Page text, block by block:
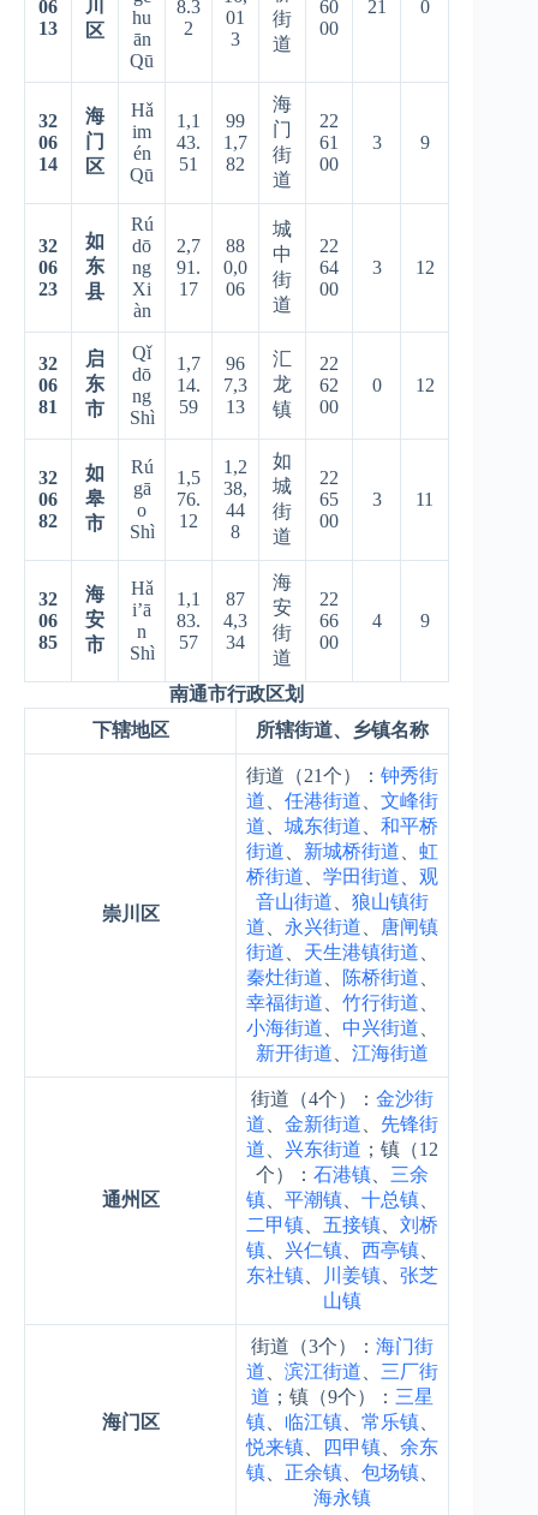
06
13
川
区
hu
ān
Qū
8.3
2
01
3
街
道
60
00
21 0
32
06
14
海
门
区
Hǎ
im
én
Qū
1,1
43.
51
99
1,7
82
海
门
街
道
22
61
00
3 9
32
06
23
如
东
县
Rú
dō
ng
Xi
àn
2,7
91.
17
88
0,0
06
城
中
街
道
22
64
00
3 12
32
06
81
启
东
市
Qǐ
dō
ng
Shì
1,7
14.
59
96
7,3
13
汇
龙
镇
22
62
00
0 12
32
06
82
如
皋
市
Rú
gā
o
Shì
1,5
76.
12
1,2
38,
44
8
如
城
街
道
22
65
00
3 11
32
06
85
海
安
市
Hǎ
i’ā
n
Shì
1,1
83.
57
87
4,3
34
海
安
街
道
22
66
00
4 9
南通市行政区划
下辖地区
所辖街道、乡镇名称
崇川区
街道（21个）：钟秀街
道 、任港街道 、文峰街
道 、城东街道 、和平桥
街道
新城桥街道 、虹
桥街道 、学田街道 、观
音山街道 、狼山镇街
道
永兴街道
唐闸镇
街道
天生港镇街道
秦灶街道
陈桥街道
幸福街道 、竹行街道
小海街道 、中兴街道
新开街道 、江海街道
通州区
街道（4个）：金沙街
道 、金新街道
先锋街
道
兴东街道 ；镇（12
个）：石港镇
三余
镇 、平潮镇 、十总镇
二甲镇
五接镇 、刘桥
镇
兴仁镇 、西亭镇
东社镇
川姜镇 、张芝
山镇
海门区
街道（3个）：海门街
道 、滨江街道
三厂街
道 ；镇（9个）： 三星
镇
临江镇 、常乐镇
悦来镇
四甲镇 、余东
镇
正余镇 、包场镇
海永镇